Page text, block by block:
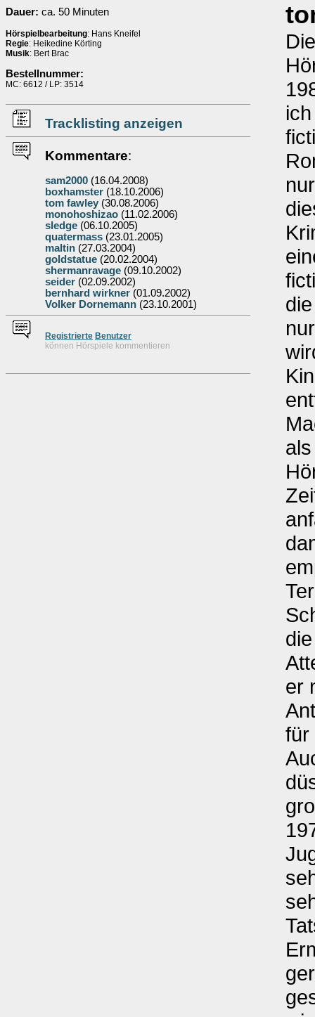
Dauer: ca. 50 Minuten
Hörspielbearbeitung: Hans Kneifel
Regie: Heikedine Körting
Musik: Bert Brac
Bestellnummer:
MC: 6612 / LP: 3514
Tracklisting anzeigen
Kommentare:
sam2000 (16.04.2008)
boxhamster (18.10.2006)
tom fawley (30.08.2006)
monohoshizao (11.02.2006)
sledge (06.10.2005)
quatermass (23.01.2005)
maltin (27.03.2004)
goldstatue (20.02.2004)
shermanravage (09.10.2002)
seider (02.09.2002)
bernhard wirkner (01.09.2002)
Volker Dornemann (23.10.2001)
Registrierte Benutzer
können Hörspiele kommentieren
er
für